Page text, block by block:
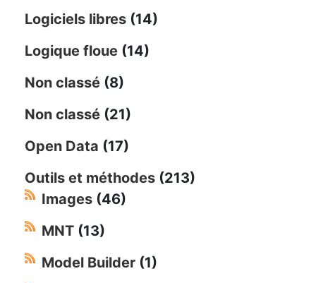
Logiciels libres (14)
Logique floue (14)
Non classé (8)
Non classé (21)
Open Data (17)
Outils et méthodes (213)
Images (46)
MNT (13)
Model Builder (1)